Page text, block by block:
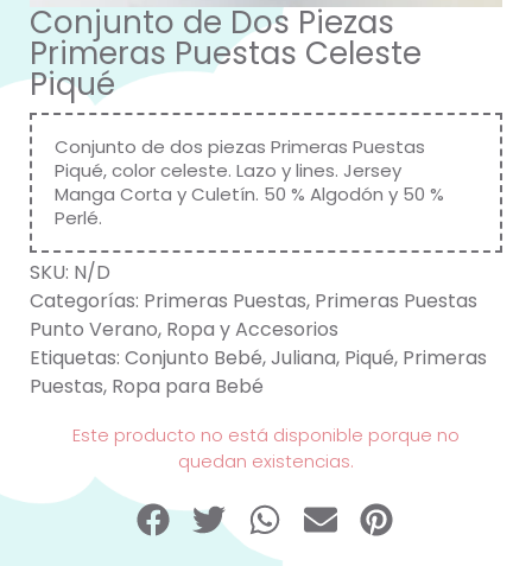
Conjunto de Dos Piezas
Primeras Puestas Celeste
Piqué
Conjunto de dos piezas Primeras Puestas
Piqué, color celeste. Lazo y lines. Jersey
Manga Corta y Culetín. 50 % Algodón y 50 %
Perlé.
SKU: N/D
Categorías: Primeras Puestas, Primeras Puestas
Punto Verano, Ropa y Accesorios
Etiquetas: Conjunto Bebé,Juliana, Piqué, Primeras
Puestas, Ropa para Bebé
Este producto no está disponible porque no
quedan existencias.